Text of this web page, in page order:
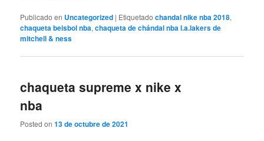
Publicado en Uncategorized | Etiquetado chandal nike nba 2018,
chaqueta beisbol nba,chaqueta de chándal nba l.a.lakers de
mitchell & ness
chaqueta supreme x nike x
nba
Posted on13 de octubre de 2021